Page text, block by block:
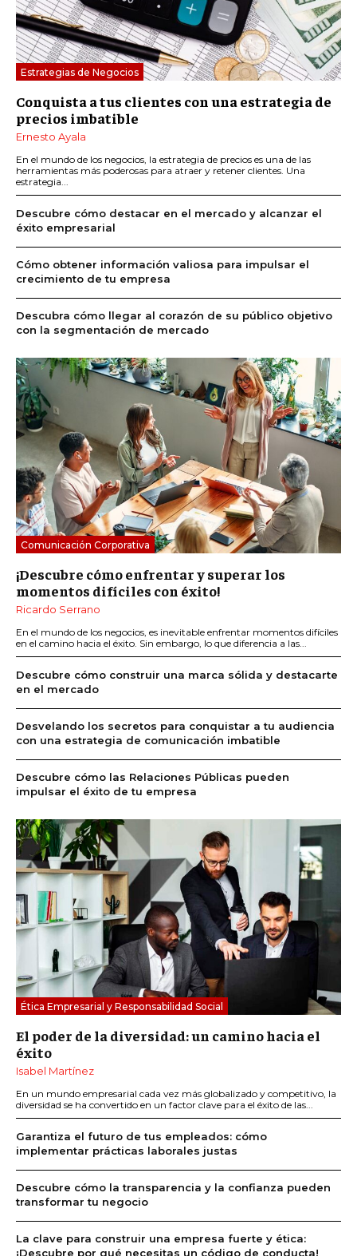
Estrategias de Negocios
Conquista a tus clientes con una estrategia de
precios imbatible
Ernesto Ayala
En el mundo de los negocios, la estrategia de precios es una de las
herramientas más poderosas para atraer y retener clientes. Una
estrategia...
Descubre cómo destacar en el mercado y alcanzar el
éxito empresarial
Cómo obtener información valiosa para impulsar el
crecimiento de tu empresa
Descubra cómo llegar al corazón de su público objetivo
con la segmentación de mercado
Comunicación Corporativa
¡Descubre cómo enfrentar y superar los
momentos difíciles con éxito!
Ricardo Serrano
En el mundo de los negocios, es inevitable enfrentar momentos difíciles
en el camino hacia el éxito. Sin embargo, lo que diferencia a las...
Descubre cómo construir una marca sólida y destacarte
en el mercado
Desvelando los secretos para conquistar a tu audiencia
con una estrategia de comunicación imbatible
Descubre cómo las Relaciones Públicas pueden
impulsar el éxito de tu empresa
Ética Empresarial y Responsabilidad Social
El poder de la diversidad: un camino hacia el
éxito
Isabel Martínez
En un mundo empresarial cada vez más globalizado y competitivo, la
diversidad se ha convertido en un factor clave para el éxito de las...
Garantiza el futuro de tus empleados: cómo
implementar prácticas laborales justas
Descubre cómo la transparencia y la confianza pueden
transformar tu negocio
La clave para construir una empresa fuerte y ética:
¡Descubre por qué necesitas un código de conducta!